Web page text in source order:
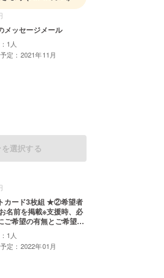
ッセージメール
1人
定：2021年11月
選択する
ード3枚組 ★②希望者
名前を掲載※支援時、必
ご希望の有無とご希望の
記入ください。 ③お礼の
ール
1人
定：2022年01月